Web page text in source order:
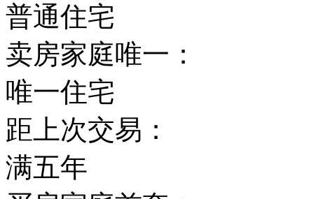
普通住宅
卖房家庭唯一：
唯一住宅
距上次交易：
满五年